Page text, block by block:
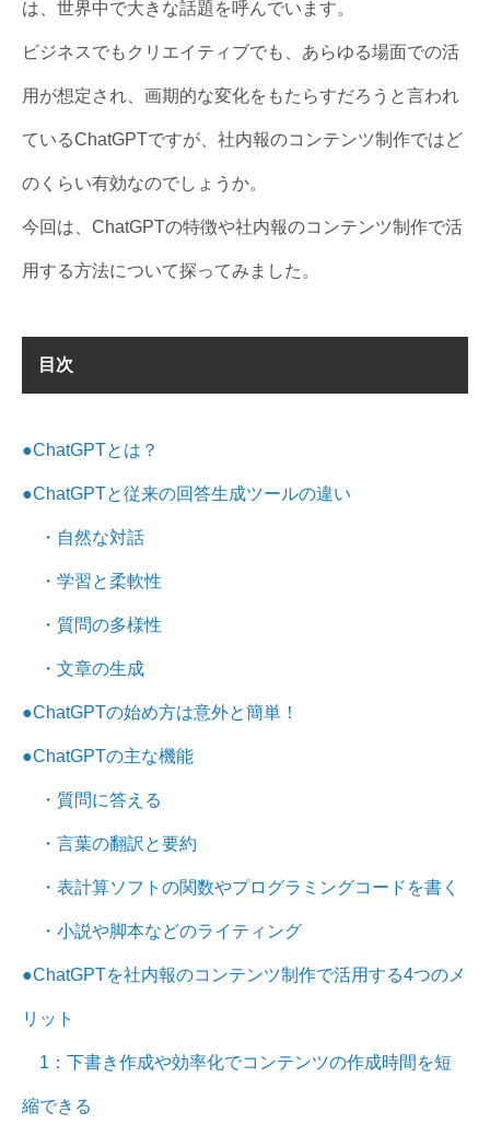
は、世界中で大きな話題を呼んでいます。
ビジネスでもクリエイティブでも、あらゆる場面での活
用が想定され、画期的な変化をもたらすだろうと言われ
ているChatGPTですが、社内報のコンテンツ制作ではど
のくらい有効なのでしょうか。
今回は、ChatGPTの特徴や社内報のコンテンツ制作で活
用する方法について探ってみました。
目次
●ChatGPTとは？
●ChatGPTと従来の回答生成ツールの違い
・自然な対話
・学習と柔軟性
・質問の多様性
・文章の生成
●ChatGPTの始め方は意外と簡単！
●ChatGPTの主な機能
・質問に答える
・言葉の翻訳と要約
・表計算ソフトの関数やプログラミングコードを書く
・小説や脚本などのライティング
●ChatGPTを社内報のコンテンツ制作で活用する4つのメ
リット
1：下書き作成や効率化でコンテンツの作成時間を短
縮できる